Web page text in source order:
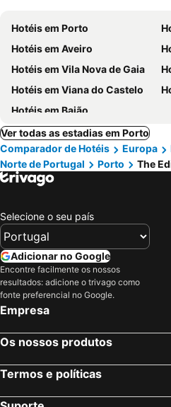
Hotéis em Porto
Hotéis em Aveiro
Hotéis em Vila Nova de Gaia
Hotéis em Viana do Castelo
Hotéis em Baião
Ver todas as estadias em Porto
Comparador de Hotéis
Europa
Norte de Portugal
Porto The
Selecione o seu país
Adicionar no Google
Encontre facilmente os nossos
resultados: adicione o trivago como
fonte preferencial no Google.
Empresa
Os nossos produtos
Termos e políticas